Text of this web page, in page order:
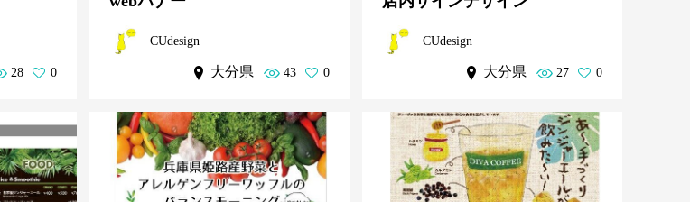
28 0
CUdesign
大分県 43 0
CUdesign
大分県 27 0